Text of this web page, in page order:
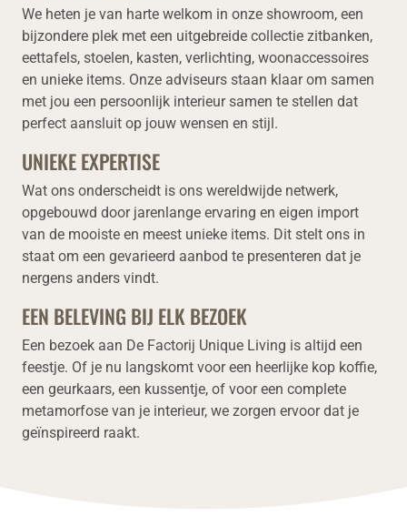
We heten je van harte welkom in onze showroom, een
bijzondere plek met een uitgebreide collectie zitbanken,
eettafels, stoelen, kasten, verlichting, woonaccessoires
en unieke items. Onze adviseurs staan klaar om samen
met jou een persoonlijk interieur samen te stellen dat
perfect aansluit op jouw wensen en stijl.
UNIEKE EXPERTISE
Wat ons onderscheidt is ons wereldwijde netwerk,
opgebouwd door jarenlange ervaring en eigen import
van de mooiste en meest unieke items. Dit stelt ons in
staat om een gevarieerd aanbod te presenteren dat je
nergens anders vindt.
EEN BELEVING BIJ ELK BEZOEK
Een bezoek aan De Factorij Unique Living is altijd een
feestje. Of je nu langskomt voor een heerlijke kop koffie,
een geurkaars, een kussentje, of voor een complete
metamorfose van je interieur, we zorgen ervoor dat je
geïnspireerd raakt.